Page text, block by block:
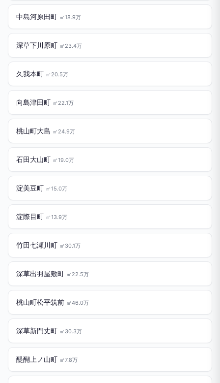
中島河原田町 ㎡18.9万
深草下川原町 ㎡23.4万
久我本町 ㎡20.5万
向島津田町 ㎡22.1万
桃山町大島 ㎡24.9万
石田大山町 ㎡19.0万
淀美豆町 ㎡15.0万
淀際目町 ㎡13.9万
竹田七瀬川町 ㎡30.1万
深草出羽屋敷町 ㎡22.5万
桃山町松平筑前 ㎡46.0万
深草新門丈町 ㎡30.3万
醍醐上ノ山町 ㎡7.8万